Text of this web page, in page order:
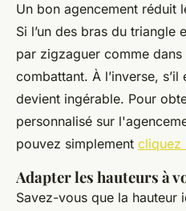
Un bon agencement réduit
Si l’un des bras du
par zigzaguer comme
combattant. À l’inverse,
devient ingérable. Pour
personnalisé sur
pouvez simplement cliquez
Adapter les hauteurs à
Savez-vous que la hauteur